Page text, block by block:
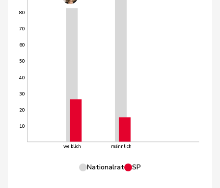
10
20
30
40
50
60
70
80
weiblich männlich
Nationalrat SP